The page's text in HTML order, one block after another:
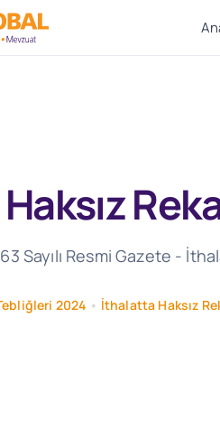
Sayılı Resmi Gazete -
2024 • İthalatta Haksız